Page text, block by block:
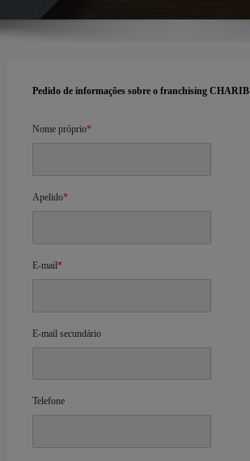
Pedido de informações sobre o franchising CHARIB
Nome próprio*
Apelido*
E-mail*
E-mail secundário
Telefone